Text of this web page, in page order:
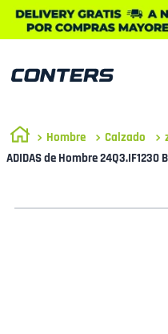
Hombre Calzado
ADIDAS de Hombre 24Q3.IF1230